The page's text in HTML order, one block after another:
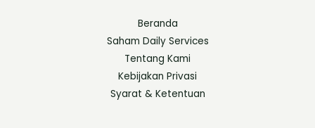
Beranda
Saham Daily Services
Tentang Kami
Kebijakan Privasi
Syarat & Ketentuan